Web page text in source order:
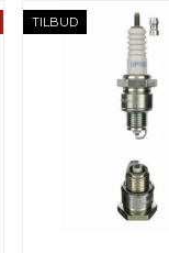
TILBUD